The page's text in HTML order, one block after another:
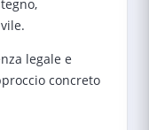
legale e
concreto